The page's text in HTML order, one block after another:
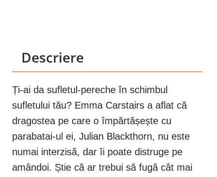
Descriere
Ți-ai da sufletul-pereche în schimbul
sufletului tău? Emma Carstairs a aflat că
dragostea pe care o împărtășește cu
parabatai-ul ei, Julian Blackthorn, nu este
numai interzisă, dar îi poate distruge pe
amândoi. Știe că ar trebui să fugă cât mai